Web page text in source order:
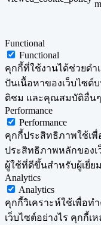
Functional
Functional
คุกกี้ที่ใช้งานได้ช่วยดำ
ปันเนื้อหาของเว็บไซต์
ติชม และคุณสมบัติอื่น
Performance
Performance
คุกกี้ประสิทธิภาพใช้เพื่
ประสิทธิภาพหลักของ
ผู้ใช้ที่ดีขึ้นสำหรับผู้เยี่ย
Analytics
Analytics
คุกกี้วิเคราะห์ใช้เพื่อท
เว็บไซต์อย่างไร คุกกี้